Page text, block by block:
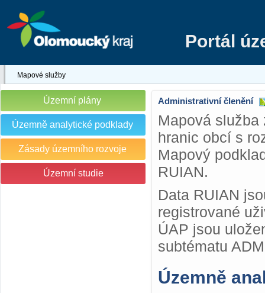
Portál
Mapové služby
Územní plány
Územně analytické podklady
Zásady územního rozvoje
Územní studie
Administrativní členění
Mapová
hranic obcí s
Mapový
RUIAN.
Data RUIAN
registrované
ÚAP jsou
subtématu
Územně